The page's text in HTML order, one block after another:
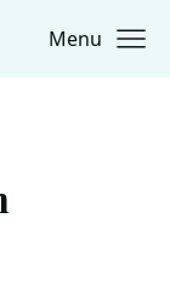
Menu